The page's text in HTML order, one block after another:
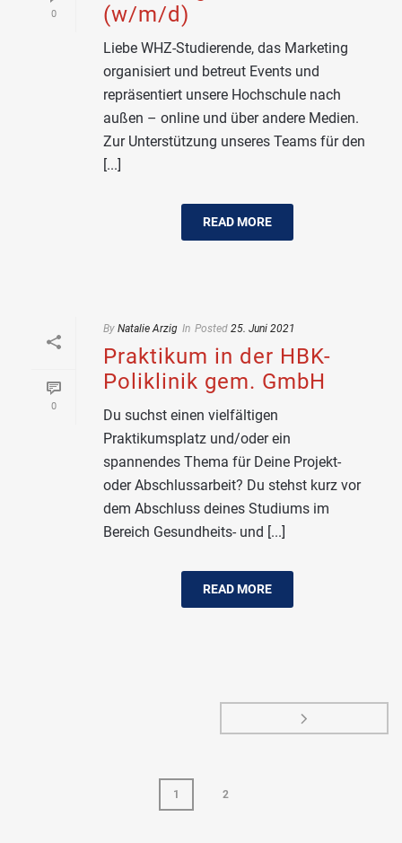
0
(w/m/d)
Liebe WHZ-Studierende, das Marketing
organisiert und betreut Events und
repräsentiert unsere Hochschule nach
außen – online und über andere Medien.
Zur Unterstützung unseres Teams für den
[...]
READ MORE
0
By Natalie Arzig In Posted 25. Juni 2021
Praktikum in der HBK-
Poliklinik gem. GmbH
Du suchst einen vielfältigen
Praktikumsplatz und/oder ein
spannendes Thema für Deine Projekt-
oder Abschlussarbeit? Du stehst kurz vor
dem Abschluss deines Studiums im
Bereich Gesundheits- und [...]
READ MORE
1 2